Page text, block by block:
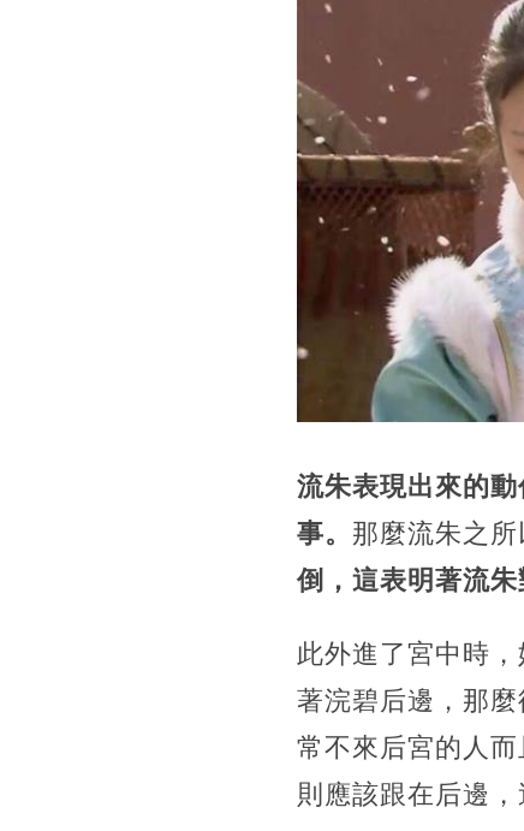
流朱表現出來的
事。 那麼流朱之所
倒，這表明著流
此外進了宮中時
著浣碧后邊，那
常不來后宮的人
則應該跟在后邊